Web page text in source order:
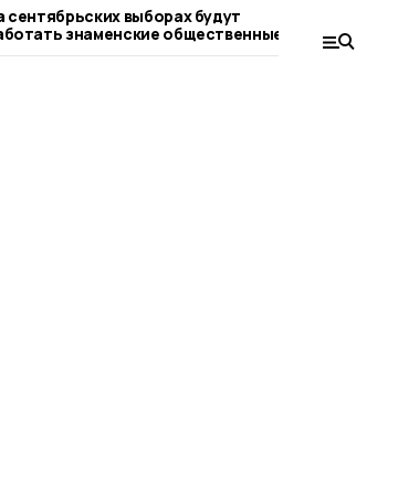
сентябрьских выборах будут
знаменские общественные
стала